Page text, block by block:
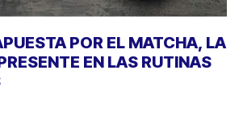
POR EL MATCHA, LA
EN LAS RUTINAS